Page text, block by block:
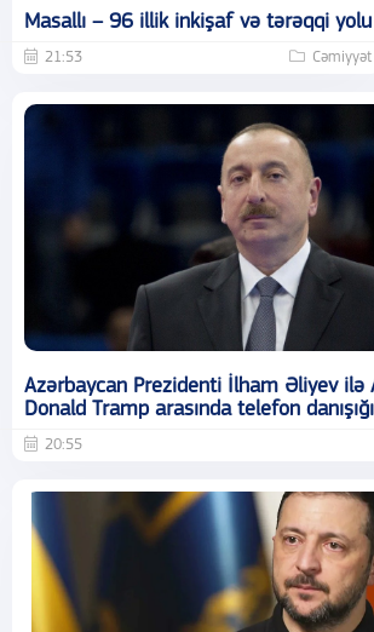
Masallı – 96 illik inkişaf və tərəqqi yolu
21:53 Cəmiyyət
Azərbaycan Prezidenti İlham Əliyev ilə
Donald Tramp arasında telefon
20:55